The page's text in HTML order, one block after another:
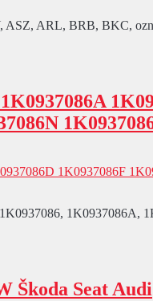
ARL, BRB, BKC,
Škoda Seat Audi